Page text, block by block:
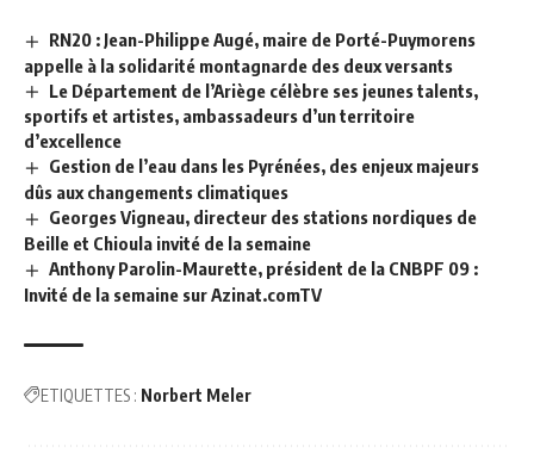
RN20 : Jean-Philippe Augé, maire de Porté-Puymorens
appelle à la solidarité montagnarde des deux versants
Le Département de l’Ariège célèbre ses jeunes talents,
sportifs et artistes, ambassadeurs d’un territoire
d’excellence
Gestion de l’eau dans les Pyrénées, des enjeux majeurs
dûs aux changements climatiques
Georges Vigneau, directeur des stations nordiques de
Beille et Chioula invité de la semaine
Anthony Parolin-Maurette, président de la CNBPF 09 :
Invité de la semaine sur Azinat.comTV
ETIQUETTES : Norbert Meler